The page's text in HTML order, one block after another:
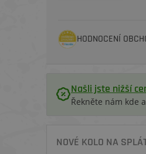
HODNOCENÍ
Našli jste nižší
Řekněte nám kde
NOVÉ KOLO NA